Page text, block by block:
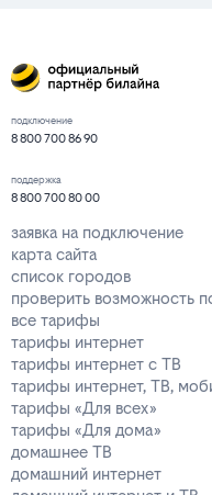
подключение
8 800 700 86 90
поддержка
8 800 700 80 00
заявка на подключение
карта сайта
список городов
проверить возможность
все тарифы
тарифы интернет
тарифы интернет с ТВ
тарифы интернет, ТВ,
тарифы «Для всех»
тарифы «Для дома»
домашнее ТВ
домашний интернет